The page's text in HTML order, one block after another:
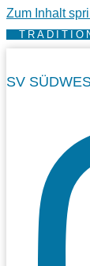
Zum Inhalt
SV